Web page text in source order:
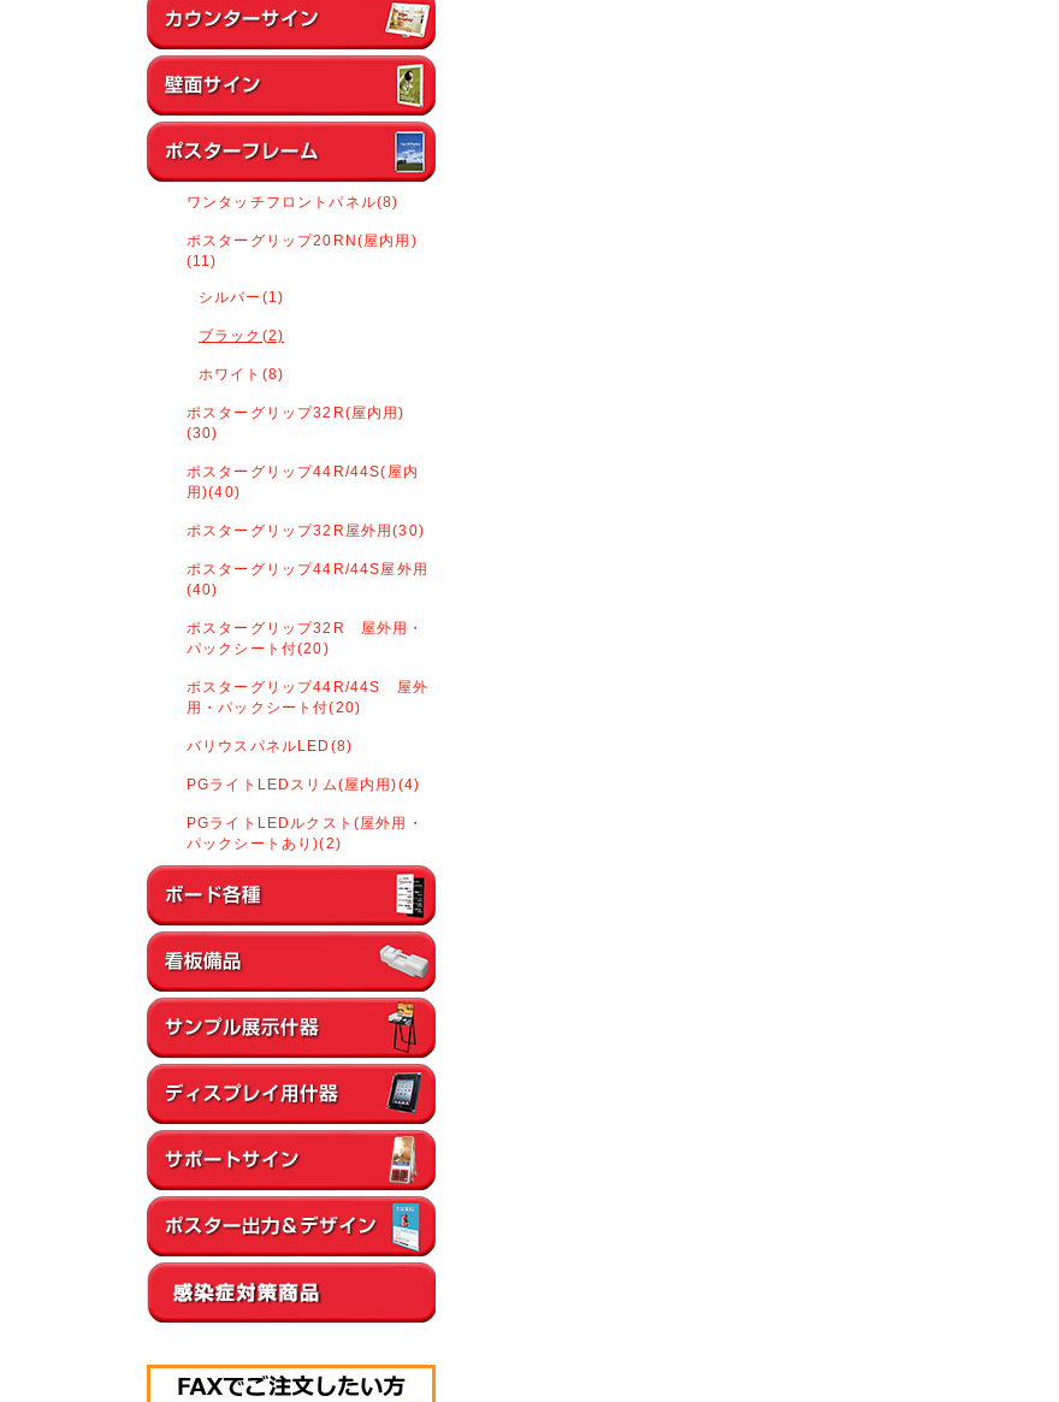
ワンタッチフロントパネル(8)
ポスターグリップ20RN(屋内用)
(11)
シルバー(1)
ブラック(2)
ホワイト(8)
ポスターグリップ32R(屋内用)
(30)
ポスターグリップ44R/44S(屋内
用)(40)
ポスターグリップ32R屋外用(30)
ポスターグリップ44R/44S屋外用
(40)
ポスターグリップ32R 屋外用・
パックシート付(20)
ポスターグリップ44R/44S 屋外
用・パックシート付(20)
バリウスパネルLED(8)
PGライトLEDスリム(屋内用)(4)
PGライトLEDルクスト(屋外用・
パックシートあり)(2)